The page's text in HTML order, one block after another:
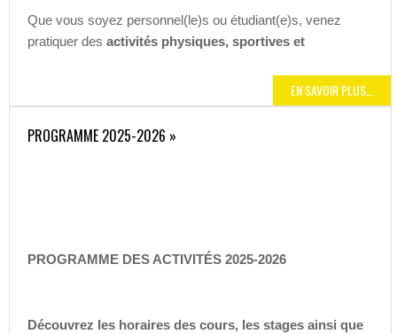
Que vous soyez personnel(le)s ou étudiant(e)s, venez
pratiquer des activités physiques, sportives et
EN SAVOIR PLUS…
PROGRAMME 2025-2026 »
PROGRAMME DES ACTIVITÉS 2025-2026
Découvrez les horaires des cours, les stages ainsi que